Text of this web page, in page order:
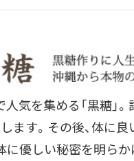
気を集める「黒糖」
ます。その後、体に
優しい秘密を明らか